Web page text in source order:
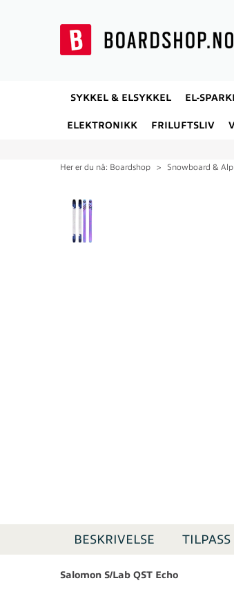
SYKKEL & ELSYKKEL EL-
ELEKTRONIKK FRILUFTSLIV
Her er du nå: Boardshop > Snowboard &
28%
BESKRIVELSE TILPASS
Salomon S/Lab QST Echo